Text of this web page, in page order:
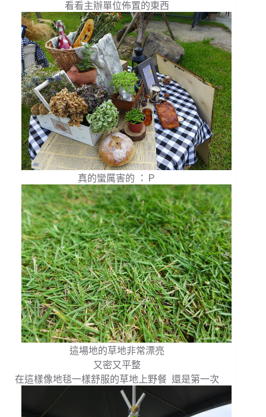
看看主辦單位佈置的東西
真的蠻厲害的 ：Ｐ
這場地的草地非常漂亮
又密又平整
在這樣像地毯一樣舒服的草地上野餐 還是第一次